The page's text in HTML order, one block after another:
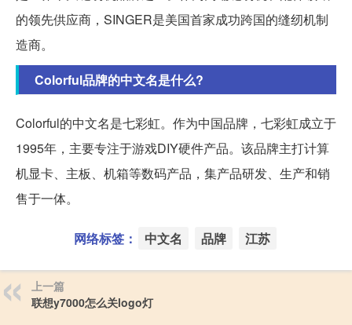
的领先供应商，SINGER是美国首家成功跨国的缝纫机制
造商。
Colorful品牌的中文名是什么?
Colorful的中文名是七彩虹。作为中国品牌，七彩虹成立于
1995年，主要专注于游戏DIY硬件产品。该品牌主打计算
机显卡、主板、机箱等数码产品，集产品研发、生产和销
售于一体。
网络标签： 中文名 品牌 江苏
上一篇
联想y7000怎么关logo灯